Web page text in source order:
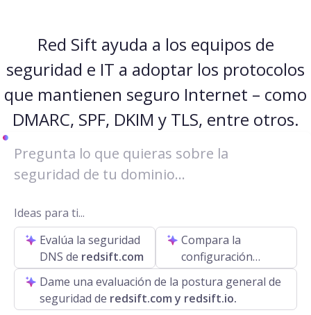
Red Sift ayuda a los equipos de
seguridad e IT a adoptar los protocolos
que mantienen seguro Internet – como
DMARC, SPF, DKIM y TLS, entre otros.
Ideas para ti...
Evalúa la seguridad
DNS de redsift.com
Compara la
configuración
DMARC de
redsift.com con
nodmarc.com
Dame una evaluación de la postura general de
seguridad de redsift.com y redsift.io.